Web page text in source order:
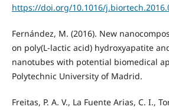
https://doi.org/10.1016/
Fernández, M. (2016). New
on poly(L-lactic acid) hydroxyapatite
nanotubes with potential biomedical
Polytechnic University of Madrid.
Freitas, P. A. V., La Fuente Arias, C. I.,